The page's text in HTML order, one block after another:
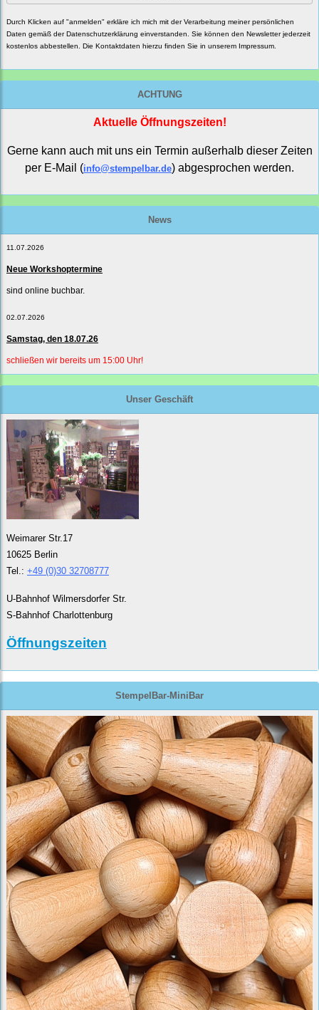
Durch Klicken auf "anmelden" erkläre ich mich mit der Verarbeitung meiner persönlichen
Daten gemäß der Datenschutzerklärung einverstanden. Sie können den Newsletter jederzeit
kostenlos abbestellen. Die Kontaktdaten hierzu finden Sie in unserem Impressum.
ACHTUNG
Aktuelle Öffnungszeiten!
Gerne kann auch mit uns ein Termin außerhalb dieser Zeiten
per E-Mail (info@stempelbar.de) abgesprochen werden.
News
11.07.2026
Neue Workshoptermine
sind online buchbar.
02.07.2026
Samstag, den 18.07.26
schließen wir bereits um 15:00 Uhr!
Unser Geschäft
Weimarer Str.17
10625 Berlin
Tel.: +49 (0)30 32708777
U-Bahnhof Wilmersdorfer Str.
S-Bahnhof Charlottenburg
Öffnungszeiten
StempelBar-MiniBar